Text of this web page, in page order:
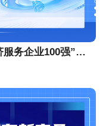
东信荣登“2024年广东省数字经济服务企业100强”榜单，位列第10名！